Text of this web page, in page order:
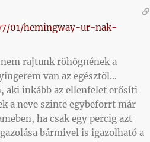
01/hemingway-ur-nak-
rajtunk röhögnének a
van az egésztől…
aki inkább az ellenfelet erősíti
a neve szinte egybeforrt már
ha csak egy percig azt
bármivel is igazolható a